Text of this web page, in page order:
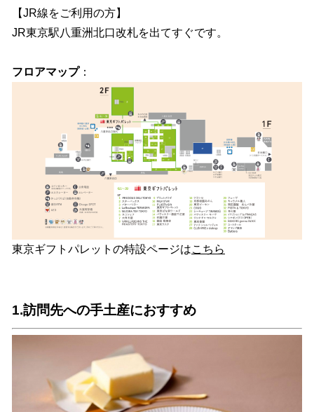
【JR線をご利用の方】
JR東京駅八重洲北口改札を出てすぐです。
フロアマップ：
東京ギフトパレットの特設ページはこちら
1.訪問先への手土産におすすめ